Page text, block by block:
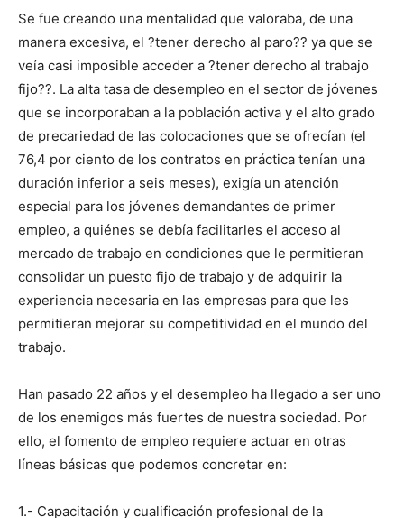
Se fue creando una mentalidad que valoraba, de una
manera excesiva, el ?tener derecho al paro?? ya que se
veía casi imposible acceder a ?tener derecho al trabajo
fijo??. La alta tasa de desempleo en el sector de jóvenes
que se incorporaban a la población activa y el alto grado
de precariedad de las colocaciones que se ofrecían (el
76,4 por ciento de los contratos en práctica tenían una
duración inferior a seis meses), exigía un atención
especial para los jóvenes demandantes de primer
empleo, a quiénes se debía facilitarles el acceso al
mercado de trabajo en condiciones que le permitieran
consolidar un puesto fijo de trabajo y de adquirir la
experiencia necesaria en las empresas para que les
permitieran mejorar su competitividad en el mundo del
trabajo.
Han pasado 22 años y el desempleo ha llegado a ser uno
de los enemigos más fuertes de nuestra sociedad. Por
ello, el fomento de empleo requiere actuar en otras
líneas básicas que podemos concretar en:
1.- Capacitación y cualificación profesional de la